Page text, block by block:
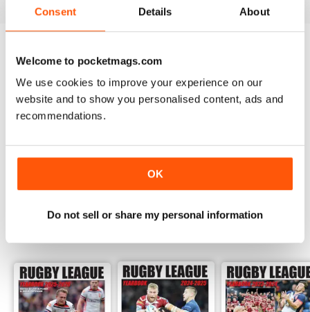
Consent Details About
Welcome to pocketmags.com
We use cookies to improve your experience on our
website and to show you personalised content, ads and
recommendations.
OK
Do not sell or share my personal information
Essayez un échantillon Gratuit
Lire la suite
Obtenez tous les anciens numéros que vous ne
EN SAVOIR PLUS